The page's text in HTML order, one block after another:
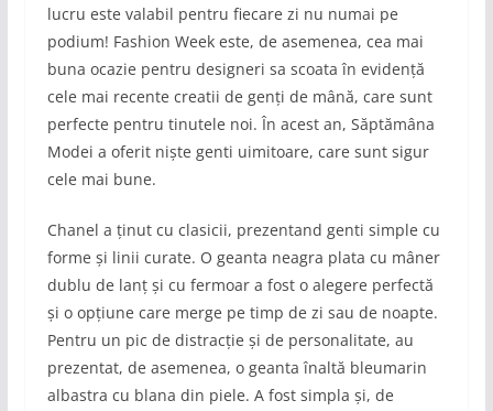
lucru este valabil pentru fiecare zi nu numai pe
podium! Fashion Week este, de asemenea, cea mai
buna ocazie pentru designeri sa scoata în evidență
cele mai recente creatii de genți de mână, care sunt
perfecte pentru tinutele noi. În acest an, Săptămâna
Modei a oferit niște genti uimitoare, care sunt sigur
cele mai bune.
Chanel a ținut cu clasicii, prezentand genti simple cu
forme și linii curate. O geanta neagra plata cu mâner
dublu de lanț și cu fermoar a fost o alegere perfectă
și o opțiune care merge pe timp de zi sau de noapte.
Pentru un pic de distracție și de personalitate, au
prezentat, de asemenea, o geanta înaltă bleumarin
albastra cu blana din piele. A fost simpla și, de